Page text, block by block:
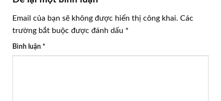
Email của bạn sẽ không được hiển thị công khai. Các
trường bắt buộc được đánh dấu *
Bình luận *